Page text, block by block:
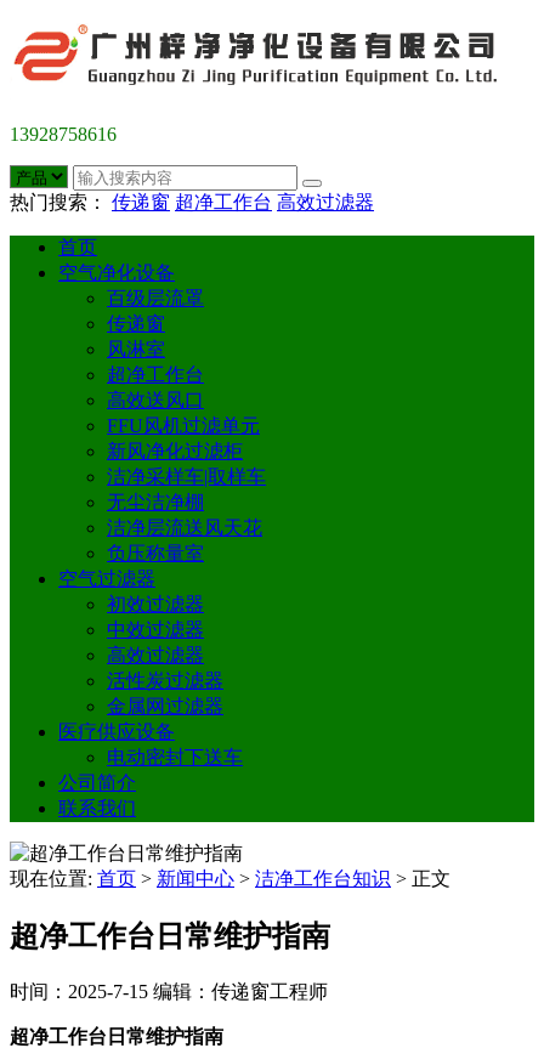
13928758616
热门搜索： 传递窗 超净工作台 高效过滤器
首页
空气净化设备
百级层流罩
传递窗
风淋室
超净工作台
高效送风口
FFU风机过滤单元
新风净化过滤柜
洁净采样车|取样车
无尘洁净棚
洁净层流送风天花
负压称量室
空气过滤器
初效过滤器
中效过滤器
高效过滤器
活性炭过滤器
金属网过滤器
医疗供应设备
电动密封下送车
公司简介
联系我们
现在位置: 首页 > 新闻中心 > 洁净工作台知识 > 正文
超净工作台日常维护指南
时间：2025-7-15 编辑：传递窗工程师
超净工作台日常维护指南